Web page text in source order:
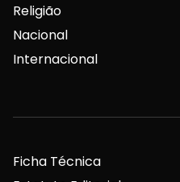
Religião
Nacional
Internacional
Ficha Técnica